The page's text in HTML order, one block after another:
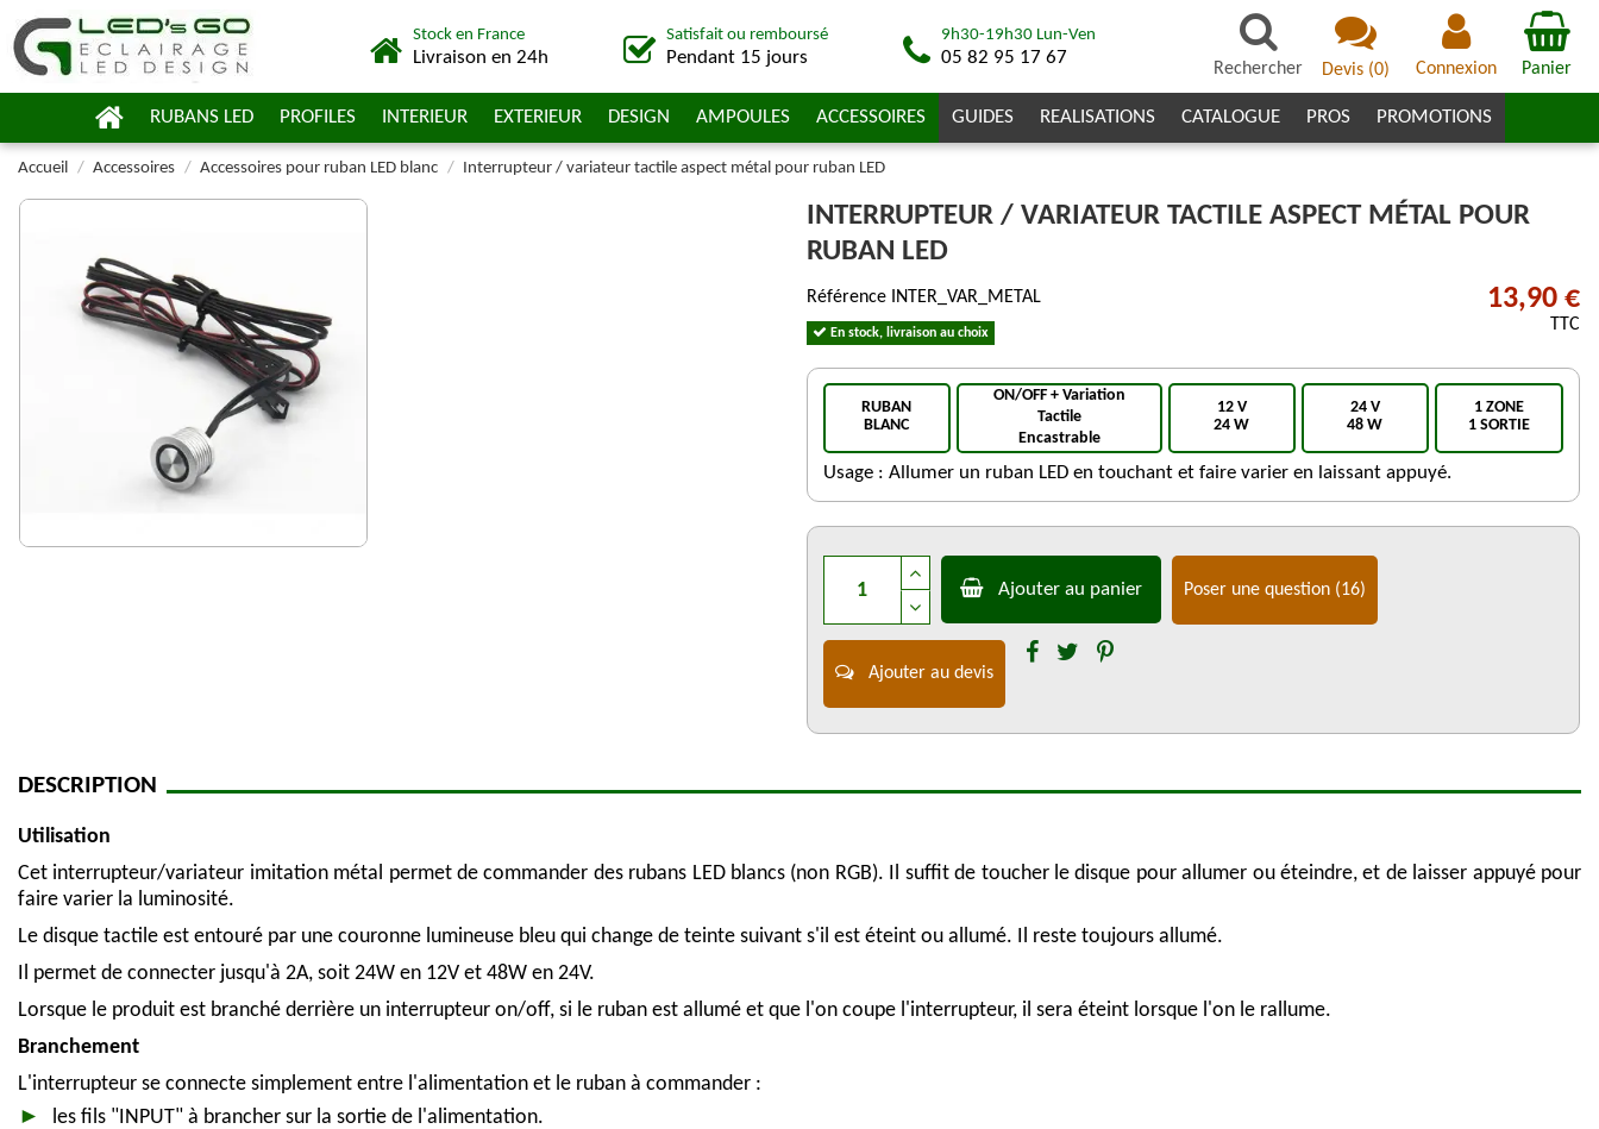
Stock en France
Livraison en 24h
Satisfait ou remboursé
Pendant 15 jours
9h30-19h30 Lun-Ven
05 82 95 17 67
Rechercher Devis (0) Connexion Panier
RUBANS LED PROFILES INTERIEUR EXTERIEUR DESIGN AMPOULES ACCESSOIRES GUIDES REALISATIONS CATALOGUE PROS PROMOTIONS
Accueil Accessoires Accessoires pour ruban LED blanc Interrupteur / variateur tactile aspect métal pour ruban LED
INTERRUPTEUR / VARIATEUR TACTILE ASPECT MÉTAL POUR
RUBAN LED
Référence INTER_VAR_METAL
En stock, livraison au choix
13,90 €
TTC
RUBAN
BLANC
ON/OFF + Variation
Tactile
Encastrable
12 V
24 W
24 V
48 W
1 ZONE
1 SORTIE
Usage : Allumer un ruban LED en touchant et faire varier en laissant appuyé.
Ajouter au panier Poser une question (16)
Ajouter au devis
DESCRIPTION
Utilisation
Cet interrupteur/variateur imitation métal permet de commander des rubans LED blancs (non RGB). Il suffit de toucher le disque pour allumer ou éteindre, et de laisser appuyé pour
faire varier la luminosité.
Le disque tactile est entouré par une couronne lumineuse bleu qui change de teinte suivant s'il est éteint ou allumé. Il reste toujours allumé.
Il permet de connecter jusqu'à 2A, soit 24W en 12V et 48W en 24V.
Lorsque le produit est branché derrière un interrupteur on/off, si le ruban est allumé et que l'on coupe l'interrupteur, il sera éteint lorsque l'on le rallume.
Branchement
L'interrupteur se connecte simplement entre l'alimentation et le ruban à commander :
les fils "INPUT" à brancher sur la sortie de l'alimentation.